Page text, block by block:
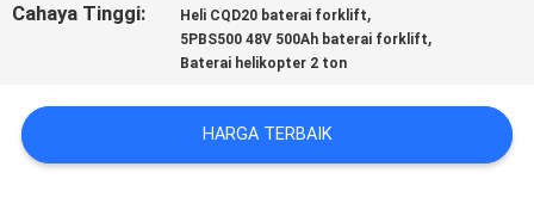
PRIVASI
Cahaya Tinggi: Heli CQD20 baterai forklift,
5PBS500 48V 500Ah baterai forklift,
Baterai helikopter 2 ton
HARGA TERBAIK